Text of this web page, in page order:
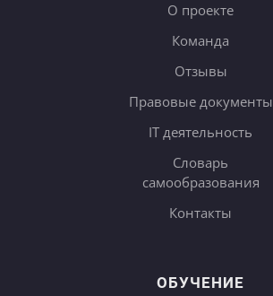
О проекте
Команда
Отзывы
Правовые документы
IT деятельность
Словарь
самообразования
Контакты
ОБУЧЕНИЕ